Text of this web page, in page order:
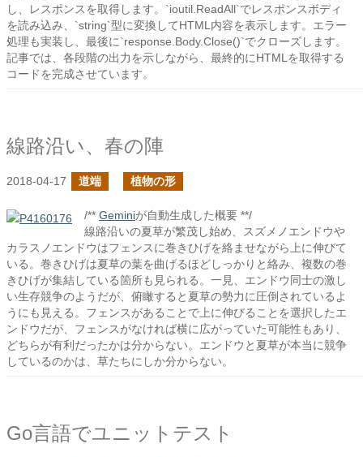
し、レスポンスを取得します。`ioutil.ReadAll`でレスポンスボディ
を読み込み、`string`型に変換してHTML内容を表示します。エラー
処理も実装し、最後に`response.Body.Close()`でクローズします。
記事では、各段階の出力を示しながら、最終的にHTMLを取得する
コードを完成させています。
線路沿い、春の陣
2018-04-17 道端 植物の形
/** Geminiが自動生成した概要 **/
線路沿いの夏草が繁茂し始め、スズメノエンドウや
カラスノエンドウはフェンスに巻きひげを絡ませながら上に伸びて
いる。巻きひげは夏草の葉を曲げるほどしっかりと絡み、複数の巻
きひげが集結している箇所も見られる。一見、エンドウ同士の激し
い生存競争のようだが、俯瞰すると夏草の勢力に圧倒されているよ
うにも見える。フェンスがあることで上に伸びることを選択したエ
ンドウだが、フェンスがなければ横に広がっていた可能性もあり、
どちらが有利だったかは分からない。エンドウと夏草が本当に競争
しているのかは、草たちにしか分からない。
Go言語でユニットテスト